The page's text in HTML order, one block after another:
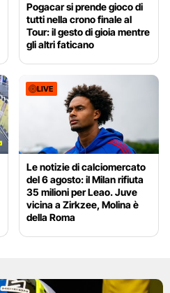
Pogacar si prende gioco di
tutti nella crono finale al
Tour: il gesto di gioia mentre
gli altri faticano
LIVE
Le notizie di calciomercato
del 6 agosto: il Milan rifiuta
35 milioni per Leao. Juve
vicina a Zirkzee, Molina è
della Roma